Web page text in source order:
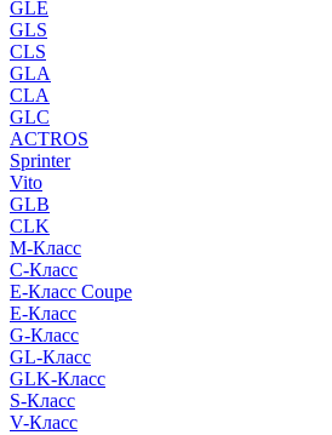
GLE
GLS
CLS
GLA
CLA
GLC
ACTROS
Sprinter
Vito
GLB
CLK
M-Класс
C-Класс
E-Класс Coupe
E-Класс
G-Класс
GL-Класс
GLK-Класс
S-Класс
V-Класс